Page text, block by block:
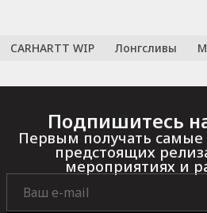
CARHARTT WIP Лонгсливы
Подпишитесь
Первым получать самые
предстоящих
мероприятиях и